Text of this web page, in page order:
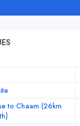
to Chaam (26km